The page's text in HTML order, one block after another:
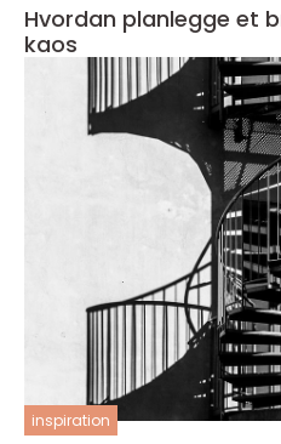
Hvordan planlegge et
kaos
inspiration